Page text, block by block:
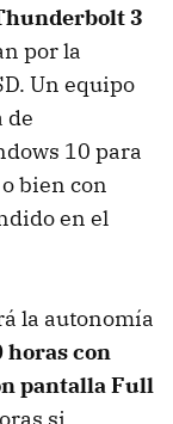
3
por la
Un equipo
de
10 para
bien con
en el
la autonomía
horas con
pantalla Full